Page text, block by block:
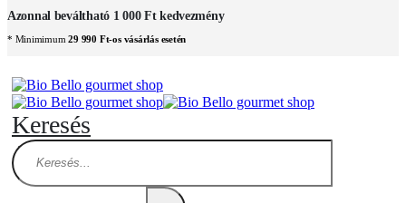
Azonnal beváltható 1 000 Ft kedvezmény
* Minimimum29 990 Ft-os vásárlás esetén
Keresés